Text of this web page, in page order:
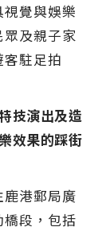
覺與娛樂
及親子家
駐足拍
技演出及造
效果的踩街
港郵局廣
段，包括